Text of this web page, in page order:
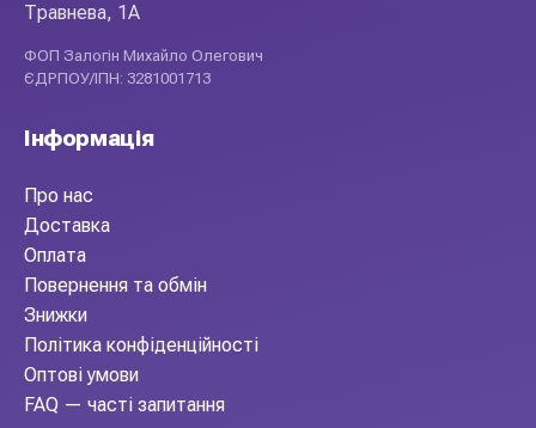
Травнева, 1А
ФОП Залогін Михайло Олегович
ЄДРПОУ/ІПН: 3281001713
Інформація
Про нас
Доставка
Оплата
Повернення та обмін
Знижки
Політика конфіденційності
Оптові умови
FAQ — часті запитання